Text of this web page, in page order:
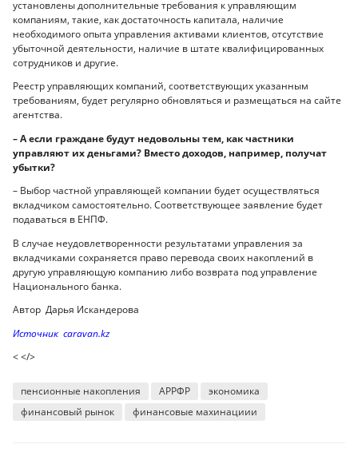
установлены дополнительные требования к управляющим
компаниям, такие, как достаточность капитала, наличие
необходимого опыта управления активами клиентов, отсутствие
убыточной деятельности, наличие в штате квалифицированных
сотрудников и другие.
Реестр управляющих компаний, соответствующих указанным
требованиям, будет регулярно обновляться и размещаться на сайте
агентства.
– А если граждане будут недовольны тем, как частники
управляют их деньгами? Вместо доходов, например, получат
убытки?
– Выбор частной управляющей компании будет осуществляться
вкладчиком самостоятельно. Соответствующее заявление будет
подаваться в ЕНПФ.
В случае неудовлетворенности результатами управления за
вкладчиками сохраняется право перевода своих накоплений в
другую управляющую компанию либо возврата под управление
Национального банка.
Автор Дарья Искандерова
Источник caravan.kz
< </>
пенсионные накопления АРРФР
экономика
финансовый рынок
финансовые махинациии